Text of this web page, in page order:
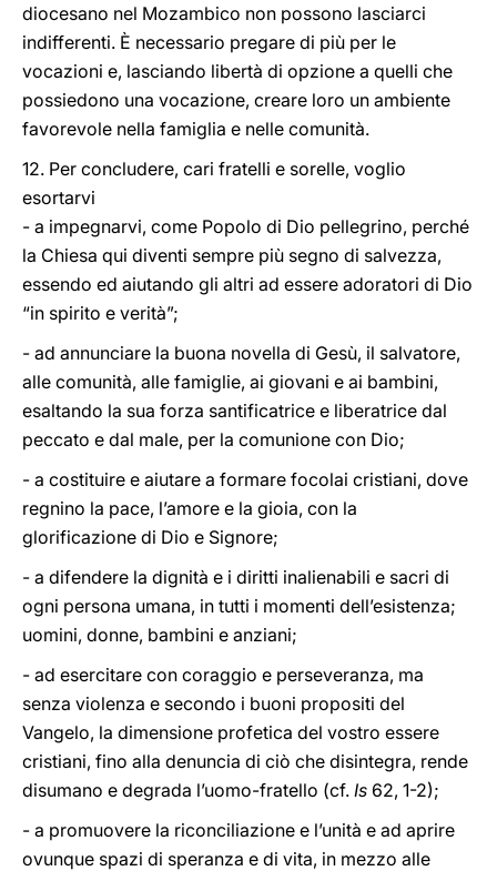
diocesano nel Mozambico non possono lasciarci
indifferenti. È necessario pregare di più per le
vocazioni e, lasciando libertà di opzione a quelli che
possiedono una vocazione, creare loro un ambiente
favorevole nella famiglia e nelle comunità.
12. Per concludere, cari fratelli e sorelle, voglio
esortarvi
- a impegnarvi, come Popolo di Dio pellegrino, perché
la Chiesa qui diventi sempre più segno di salvezza,
essendo ed aiutando gli altri ad essere adoratori di Dio
“in spirito e verità”;
- ad annunciare la buona novella di Gesù, il salvatore,
alle comunità, alle famiglie, ai giovani e ai bambini,
esaltando la sua forza santificatrice e liberatrice dal
peccato e dal male, per la comunione con Dio;
- a costituire e aiutare a formare focolai cristiani, dove
regnino la pace, l’amore e la gioia, con la
glorificazione di Dio e Signore;
- a difendere la dignità e i diritti inalienabili e sacri di
ogni persona umana, in tutti i momenti dell’esistenza;
uomini, donne, bambini e anziani;
- ad esercitare con coraggio e perseveranza, ma
senza violenza e secondo i buoni propositi del
Vangelo, la dimensione profetica del vostro essere
cristiani, fino alla denuncia di ciò che disintegra, rende
disumano e degrada l’uomo-fratello (cf. Is 62, 1-2);
- a promuovere la riconciliazione e l’unità e ad aprire
ovunque spazi di speranza e di vita, in mezzo alle